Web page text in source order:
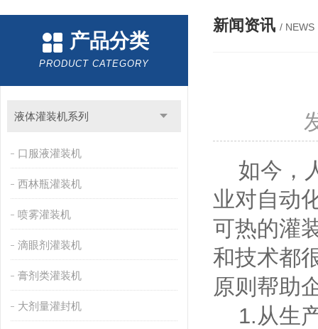
产品分类
PRODUCT CATEGORY
液体灌装机系列
口服液灌装机
西林瓶灌装机
喷雾灌装机
滴眼剂灌装机
膏剂类灌装机
大剂量灌封机
新闻资讯 / NEWS
如今，
业对自动
可热的灌
和技术都
原则帮助
1.从生